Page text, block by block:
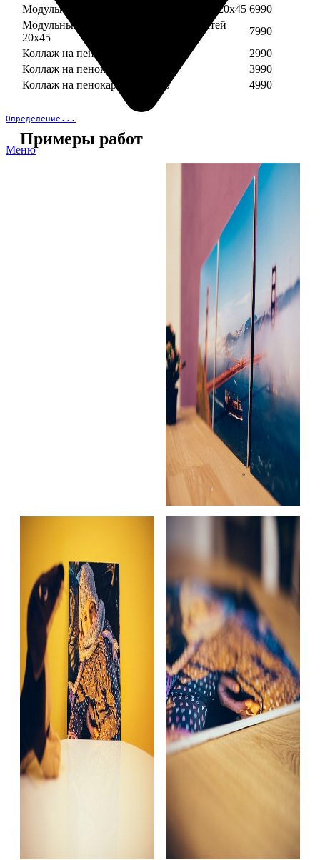
Определение...
Меню
Модульный пенокартон из семи частей 20х45 6990
Модульный пенокартон из восьми частей
20х45
7990
Коллаж на пенокартоне 30х30
2990
Коллаж на пенокартоне 30х60
3990
Коллаж на пенокартоне 30х90
4990
Примеры работ